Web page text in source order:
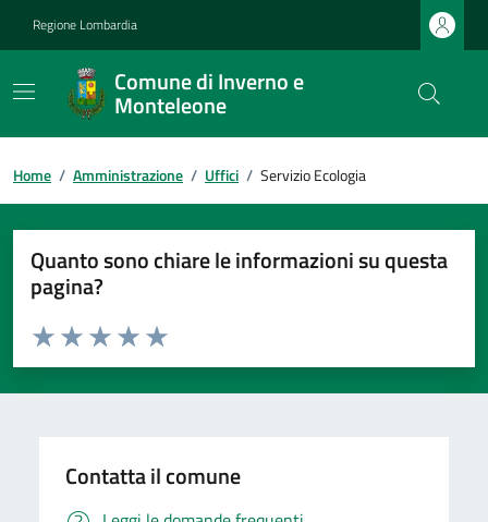
Regione Lombardia
Comune di Inverno e
Monteleone
Home / Amministrazione / Uffici / Servizio Ecologia
Quanto sono chiare le informazioni su questa
pagina?
Valuta da 1 a 5 stelle la pagina
Valuta 5 stelle su 5
Valuta 4 stelle su 5
Valuta 3 stelle su 5
Valuta 2 stelle su 5
Valuta 1 stelle su 5
Contatta il comune